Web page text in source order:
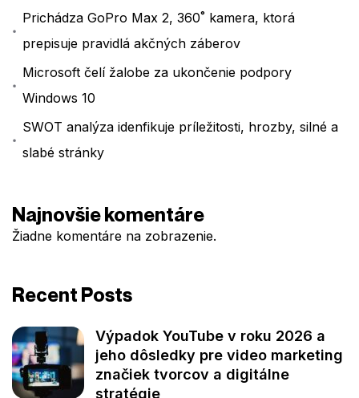
Prichádza GoPro Max 2, 360˚ kamera, ktorá
prepisuje pravidlá akčných záberov
Microsoft čelí žalobe za ukončenie podpory
Windows 10
SWOT analýza idenfikuje príležitosti, hrozby, silné a
slabé stránky
Najnovšie komentáre
Žiadne komentáre na zobrazenie.
Recent Posts
Výpadok YouTube v roku 2026 a
jeho dôsledky pre video marketing
značiek tvorcov a digitálne
stratégie